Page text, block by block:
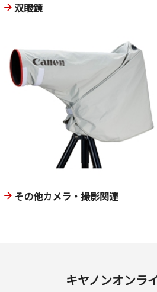
双眼鏡
その他カメラ・撮影関連
キヤノンオンラ